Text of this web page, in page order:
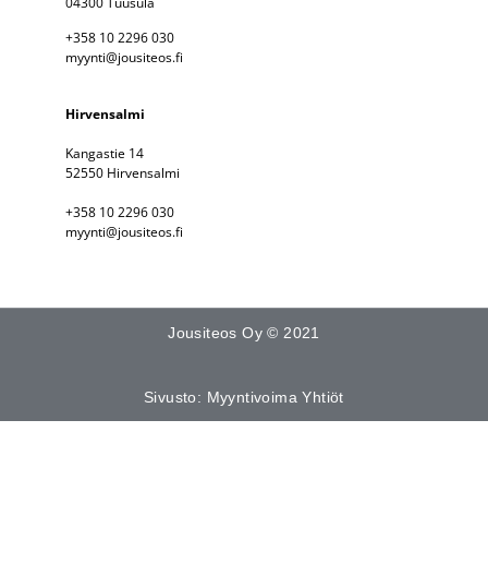
+358 10 2296 030
myynti@jousiteos.fi
Hirvensalmi
Kangastie 14
52550 Hirvensalmi
+358 10 2296 030
myynti@jousiteos.fi
Jousiteos Oy © 2021
Sivusto: Myyntivoima Yhtiöt